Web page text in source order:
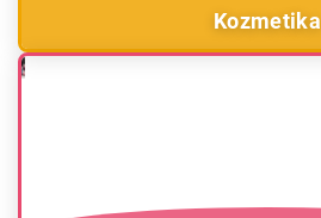
Kozmetika